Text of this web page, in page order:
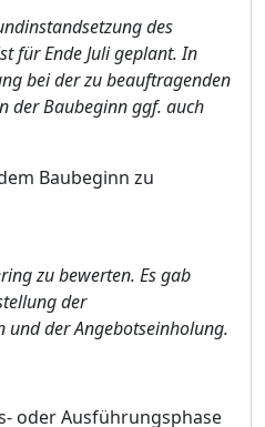
des
für Ende Juli geplant. In
bei der zu beauftragenden
der Baubeginn ggf. auch
Baubeginn zu
zu bewerten. Es gab
der
und der Angebotseinholung.
oder Ausführungsphase